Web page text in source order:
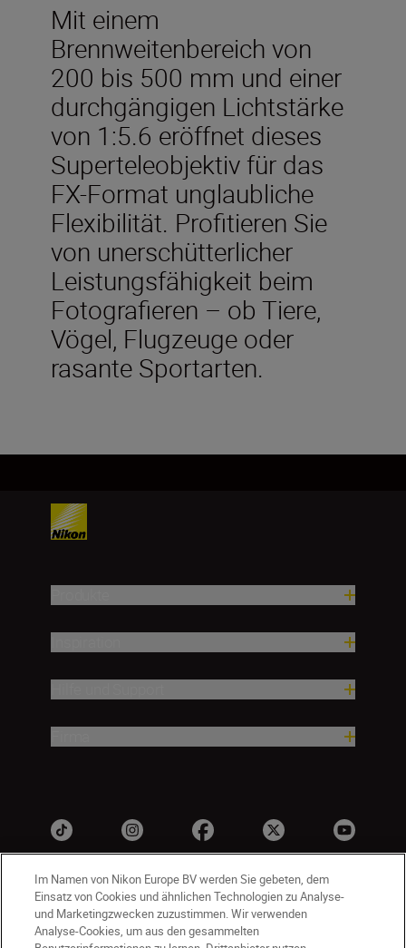
Mit einem
Brennweitenbereich von
200 bis 500 mm und einer
durchgängigen Lichtstärke
von 1:5.6 eröffnet dieses
Superteleobjektiv für das
FX-Format unglaubliche
Flexibilität. Profitieren Sie
von unerschütterlicher
Leistungsfähigkeit beim
Fotografieren – ob Tiere,
Vögel, Flugzeuge oder
rasante Sportarten.
Im Namen von Nikon Europe BV werden Sie gebeten, dem
Einsatz von Cookies und ähnlichen Technologien zu Analyse-
und Marketingzwecken zuzustimmen. Wir verwenden
Analyse-Cookies, um aus den gesammelten